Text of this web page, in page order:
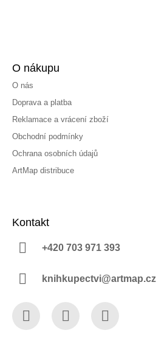
O nákupu
O nás
Doprava a platba
Reklamace a vrácení zboží
Obchodní podmínky
Ochrana osobních údajů
ArtMap distribuce
Kontakt
+420 703 971 393
knihkupectvi@artmap.cz